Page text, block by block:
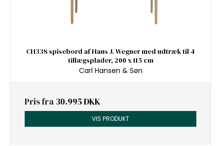
CH338 spisebord af Hans J. Wegner med udtræk til 4
tillægsplader, 200 x 115 cm
Carl Hansen & Søn
Pris fra30.995 DKK
VIS PRODUKT